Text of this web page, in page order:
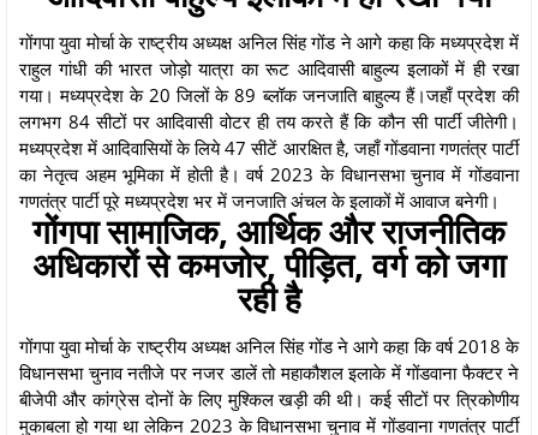
गोंगपा युवा मोर्चा के राष्ट्रीय अध्यक्ष अनिल सिंह गोंड ने आगे कहा कि मध्यप्रदेश में
राहुल गांधी की भारत जोड़ो यात्रा का रूट आदिवासी बाहुल्य इलाकों में ही रखा
गया। मध्यप्रदेश के 20 जिलों के 89 ब्लॉक जनजाति बाहुल्य हैं।जहाँ प्रदेश की
लगभग 84 सीटों पर आदिवासी वोटर ही तय करते हैं कि कौन सी पार्टी जीतेगी।
मध्यप्रदेश में आदिवासियों के लिये 47 सीटें आरक्षित है, जहाँ गोंडवाना गणतंत्र पार्टी
का नेतृत्व अहम भूमिका में होती है। वर्ष 2023 के विधानसभा चुनाव में गोंडवाना
गणतंत्र पार्टी पूरे मध्यप्रदेश भर में जनजाति अंचल के इलाकों में आवाज बनेगी।
गोंगपा सामाजिक, आर्थिक और राजनीतिक
अधिकारों से कमजोर, पीड़ित, वर्ग को जगा
रही है
गोंगपा युवा मोर्चा के राष्ट्रीय अध्यक्ष अनिल सिंह गोंड ने आगे कहा कि वर्ष 2018 के
विधानसभा चुनाव नतीजे पर नजर डालें तो महाकौशल इलाके में गोंडवाना फैक्टर ने
बीजेपी और कांग्रेस दोनों के लिए मुश्किल खड़ी की थी। कई सीटों पर त्रिकोणीय
मुकाबला हो गया था लेकिन 2023 के विधानसभा चुनाव में गोंडवाना गणतंत्र पार्टी